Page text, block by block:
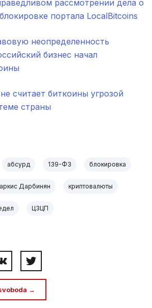
рассмотрении дела о
портала LocalBitcoins
неопределенность
бизнес начал
считает биткоины угрозой
страны
абсурд 139-ФЗ блокировка
Дарбинян криптовалюты
ЦЗЦП
→